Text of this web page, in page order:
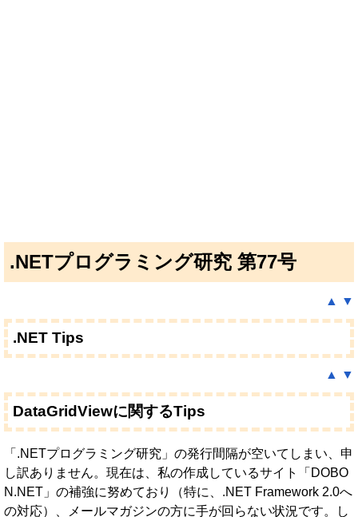
.NETプログラミング研究 第77号
▲ ▼
.NET Tips
▲ ▼
DataGridViewに関するTips
「.NETプログラミング研究」の発行間隔が空いてしまい、申
し訳ありません。現在は、私の作成しているサイト「DOBO
N.NET」の補強に努めており（特に、.NET Framework 2.0へ
の対応）、メールマガジンの方に手が回らない状況です。し